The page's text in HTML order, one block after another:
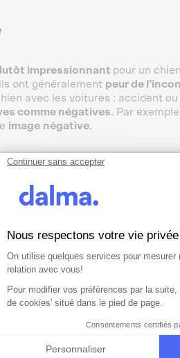
impressionnant pour un
ont généralement peur de
avec les voitures : accident
comme négatives. Par
image négative.
qu’il fait avec
la raison principale
ou encore les chiens de
formidable ou à aller
se
Ainsi, à la vue de la
excité.
de son agitation et de
Continuer sans accepter
Nous respectons votre vie privée
Plateforme de
On utilise quelques services pour mesurer
relation avec vous!
Pour modifier vos préférences par la
de cookies' situé dans le pied de page.
Consentements certifiés
Personnaliser